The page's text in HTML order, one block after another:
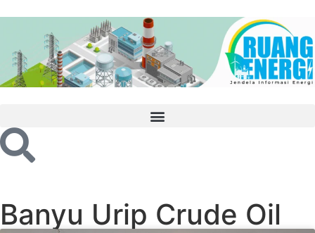
Banyu Urip Crude Oil